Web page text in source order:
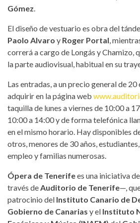
Gómez.
El diseño de vestuario es obra del
Paolo Alvaro y Roger Portal,
correrá a cargo de Longás y Chamizo,
la parte audiovisual, habitual en su
Las entradas, a un precio general de 20
adquirir en la página web
taquilla de lunes a viernes de 10:00 a
10:00 a 14:00 y de forma telefónica
en el mismo horario. Hay disponibles
otros, menores de 30 años,
empleo y familias numerosas.
Ópera de Tenerifees una iniciativa
través deAuditorio de Tenerife—,
patrocinio del Instituto Canario de
Gobierno de Canarias y el Instituto